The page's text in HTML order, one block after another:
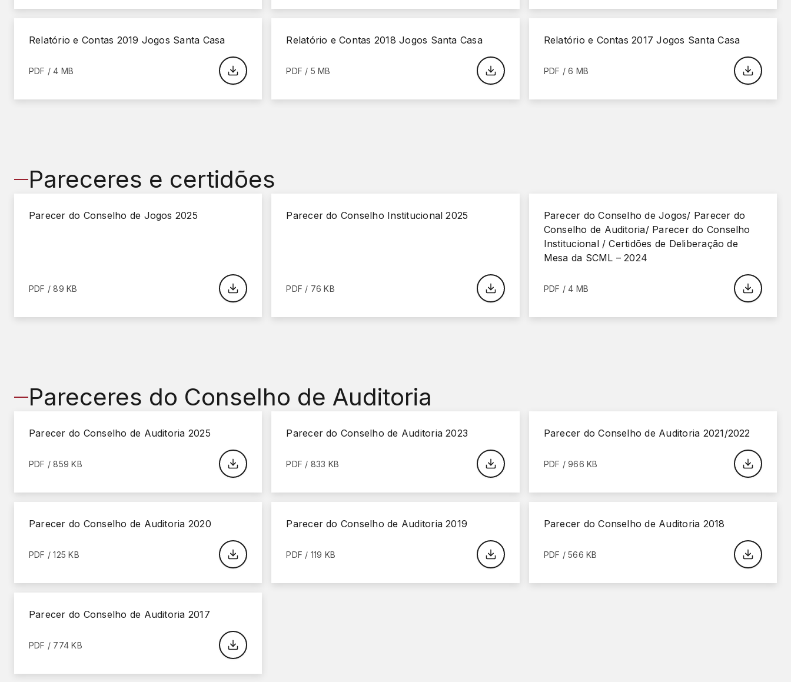
Relatório e Contas 2019 Jogos Santa Casa
PDF / 4 MB
Relatório e Contas 2018 Jogos Santa Casa
PDF / 5 MB
Relatório e Contas 2017 Jogos Santa Casa
PDF / 6 MB
Pareceres e certidões
Parecer do Conselho de Jogos 2025
PDF / 89 KB
Parecer do Conselho Institucional 2025
PDF / 76 KB
Parecer do Conselho de Jogos/ Parecer do
Conselho de Auditoria/ Parecer do Conselho
Institucional / Certidões de Deliberação de
Mesa da SCML – 2024
PDF / 4 MB
Pareceres do Conselho de Auditoria
Parecer do Conselho de Auditoria 2025
PDF / 859 KB
Parecer do Conselho de Auditoria 2023
PDF / 833 KB
Parecer do Conselho de Auditoria 2021/2022
PDF / 966 KB
Parecer do Conselho de Auditoria 2020
PDF / 125 KB
Parecer do Conselho de Auditoria 2019
PDF / 119 KB
Parecer do Conselho de Auditoria 2018
PDF / 566 KB
Parecer do Conselho de Auditoria 2017
PDF / 774 KB